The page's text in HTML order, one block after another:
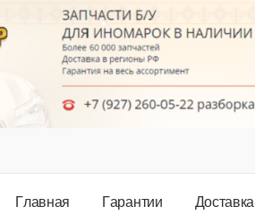
Главная Гарантии Доставка